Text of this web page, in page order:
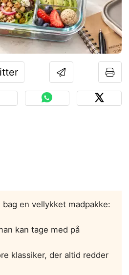
en vellykket madpakke:
kan tage med på
klassiker, der altid redder